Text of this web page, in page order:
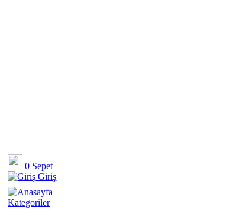
0 Sepet
Giriş
Kategoriler